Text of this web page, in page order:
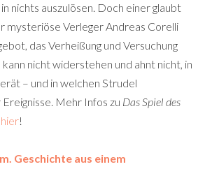
nichts auszulösen. Doch einer glaubt
mysteriöse Verleger Andreas Corelli
das Verheißung und Versuchung
kann nicht widerstehen und ahnt nicht, in
– und in welchen Strudel
Mehr Infos zu Das Spiel des
hier!
Geschichte aus einem